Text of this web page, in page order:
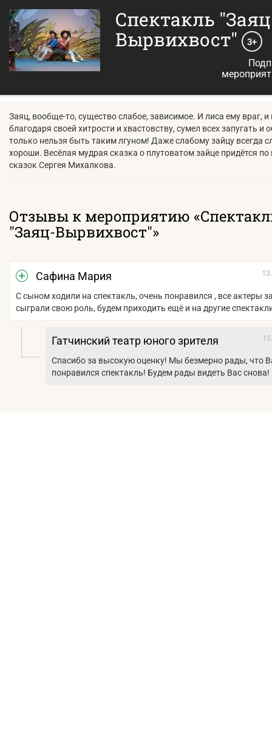
Спектакль
Вырвихвост"
3+
Заяц, вообще-то, существо слабое, зависимое. И лиса ему враг,
благодаря своей хитрости и хвастовству, сумел всех запугать
только нельзя быть таким лгуном! Даже слабому зайцу всегда
хороши. Весёлая мудрая сказка о плутоватом зайце придётся
сказок Сергея Михалкова.
Отзывы к мероприятию
"Заяц-Вырвихвост"»
Сафина Мария
С сыном ходили на спектакль, очень понравился , все актеры
сыграли свою роль, будем приходить ещё и на другие
Гатчинский театр юного зрителя
Спасибо за высокую оценку! Мы безмерно рады, что
понравился спектакль! Будем рады видеть Вас снова!